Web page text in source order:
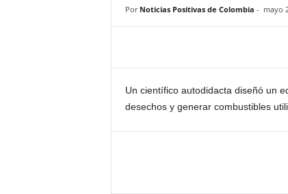
Por Noticias Positivas de Colombia - mayo
Un científico autodidacta diseñó un
desechos y generar combustibles